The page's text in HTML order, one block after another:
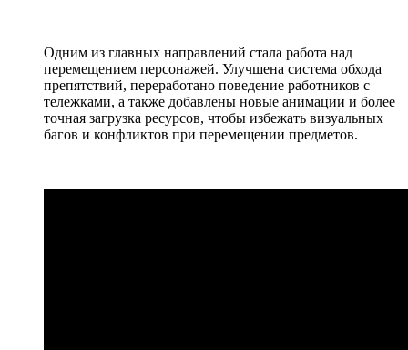
Одним из главных направлений стала работа над
перемещением персонажей. Улучшена система обхода
препятствий, переработано поведение работников с
тележками, а также добавлены новые анимации и более
точная загрузка ресурсов, чтобы избежать визуальных
багов и конфликтов при перемещении предметов.